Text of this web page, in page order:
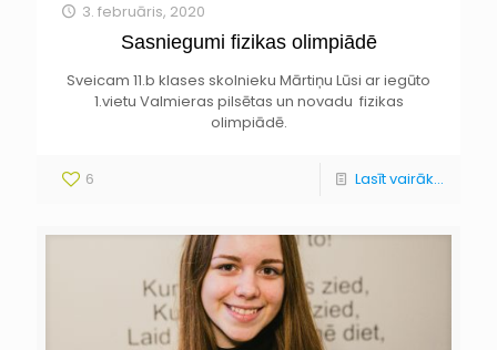
3. februāris, 2020
Sasniegumi fizikas olimpiādē
Sveicam 11.b klases skolnieku Mārtiņu Lūsi ar iegūto
1.vietu Valmieras pilsētas un novadu fizikas
olimpiādē.
6 Lasīt vairāk...